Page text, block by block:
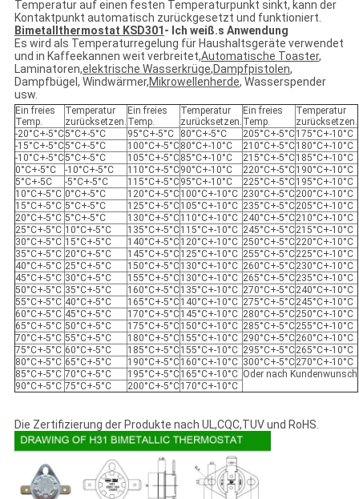
Temperatur auf einen festen Temperaturpunkt sinkt, kann der
Kontaktpunkt automatisch zurückgesetzt und funktioniert.
Bimetallthermostat KSD301 - Ich weiß.s Anwendung
Es wird als Temperaturregelung für Haushaltsgeräte verwendet
und in Kaffeekannen weit verbreitet,Automatische Toaster,
Laminatoren,elektrische Wasserkrüge,Dampfpistolen,
Dampfbügel, Windwärmer,Mikrowellenherde, Wasserspender
usw.
Ein freies
Temp.
Temperatur
zurücksetzen.
Ein freies
Temp.
Temperatur
zurücksetzen.
Ein freies
Temp.
Temperatur
zurücksetzen.
-20°C+-5°C5°C+-5°C 95°C+-5°C 80°C+-5°C 205°C+-5°C175°C+-10°C
-15°C+-5°C5°C+-5°C 100°C+-5°C80°C+-10°C 210°C+-5°C180°C+-10°C
-10°C+-5°C5°C+-5°C 105°C+-5°C85°C+-10°C 215°C+-5°C185°C+-10°C
0°C+-5°C
-10°C+-5°C 110°C+-5°C90°C+-10°C 220°C+-5°C190°C+-10°C
5°C+-5C
-5°C+-5°C 115°C+-5°C95°C+-10°C 225°C+-5°C195°C+-10°C
10°C+-5°C 0°C+-5°C 120°C+-5°C100°C+-10°C 230°C+-5°C200°C+-10°C
15°C+-5°C 5°C+-5°C 125°C+-5°C105°C+-10°C 235°C+-5°C205°C+-10°C
20°C+-5°C 5°C+-5°C 130°C+-5°C110°C+-10°C 240°C+-5°C210°C+-10°C
25°C+-5°C 10°C+-5°C 135°C+-5°C115°C+-10°C 245°C+-5°C215°C+-10°C
30°C+-5°C 15°C+-5°C 140°C+-5°C120°C+-10°C 250°C+-5°C220°C+-10°C
35°C+-5°C 20°C+-5°C 145°C+-5°C125°C+-10°C 255°C+-5°C225°C+-10°C
40°C+-5°C 25°C+-5°C 150°C+-5°C130°C+-10°C 260°C+-5°C230°C+-10°C
45°C+-5°C 30°C+-5°C 155°C+-5°C130°C+-10°C 265°C+-5°C235°C+-10°C
50°C+-5°C 35°C+-5°C 160°C+-5°C135°C+-10°C 270°C+-5°C240°C+-10°C
55°C+-5°C 40°C+-5°C 165°C+-5°C140°C+-10°C 275°C+-5°C245°C+-10°C
60°C+-5°C 45°C+-5°C 170°C+-5°C145°C+-10°C 280°C+-5°C250°C+-10°C
65°C+-5°C 50°C+-5°C 175°C+-5°C150°C+-10°C 285°C+-5°C255°C+-10°C
70°C+-5°C 55°C+-5°C 180°C+-5°C155°C+-10°C 290°C+-5°C260°C+-10°C
75°C+-5°C 60°C+-5°C 185°C+-5°C155°C+-10°C 295°C+-5°C265°C+-10°C
80°C+-5°C 65°C+-5°C 190°C+-5°C160°C+-10°C 300°C+-5°C270°C+-10°C
85°C+-5°C 70°C+-5°C 195°C+-5°C165°C+-10°C Oder nach Kundenwunsch
90°C+-5°C 75°C+-5°C 200°C+-5°C170°C+-10°C
Die Zertifizierung der Produkte nach UL,CQC,TUV und RoHS.